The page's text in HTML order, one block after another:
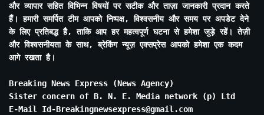
और व्यापार सहित विभिन्न विषयों पर सटीक और ताज़ा जानकारी प्रदान करते
हैं। हमारी समर्पित टीम आपको निष्पक्ष, विश्वसनीय और समय पर अपडेट देने
के लिए प्रतिबद्ध है, ताकि आप हर महत्वपूर्ण घटना से हमेशा जुड़े रहें। तेज़ी
और विश्वसनीयता के साथ, ब्रेकिंग न्यूज़ एक्सप्रेस आपको हमेशा एक कदम
आगे रखता है।
Breaking News Express (News Agency)
Sister concern of B. N. E. Media network (p) Ltd
E-Mail Id-Breakingnewsexpress@gmail.com